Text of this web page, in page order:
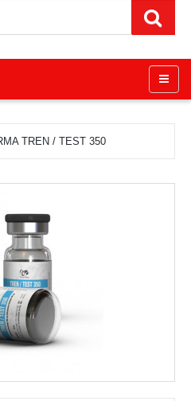
TREN / TEST 350